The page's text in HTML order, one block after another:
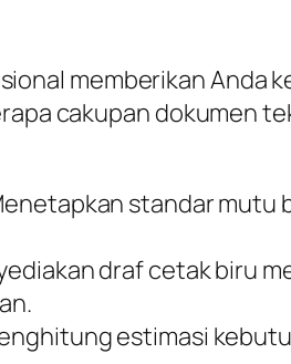
memberikan Anda
cakupan dokumen
standar mutu
draf cetak biru
estimasi